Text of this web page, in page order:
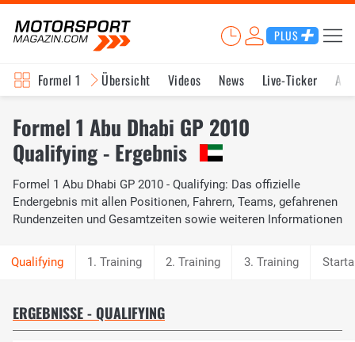
PLUS
Formel 1 Übersicht Videos News Live-Ticker
Formel 1 Abu Dhabi GP 2010
Qualifying - Ergebnis
Formel 1 Abu Dhabi GP 2010 - Qualifying: Das offizielle
Endergebnis mit allen Positionen, Fahrern, Teams, gefahrenen
Rundenzeiten und Gesamtzeiten sowie weiteren Informationen
1. Training 2. Training 3. Training
ERGEBNISSE - QUALIFYING